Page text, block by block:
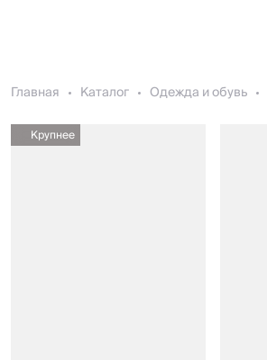
Главная Каталог Одежда и обувь
Крупнее